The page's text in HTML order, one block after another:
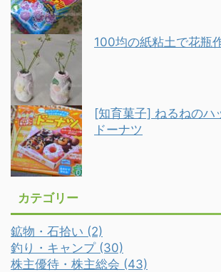
100均の紙粘土で花瓶
[知育菓子] ねるねのハ
ドーナツ
カテゴリー
鉱物・石拾い (2)
釣り・キャンプ (30)
株主優待・株主総会 (43)